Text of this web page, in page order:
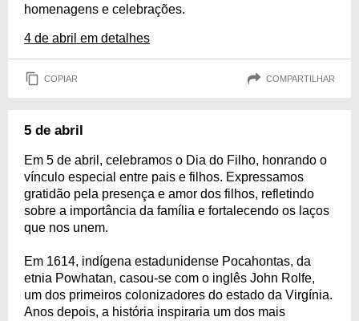
homenagens e celebrações.
4 de abril em detalhes
COPIAR COMPARTILHAR
5 de abril
Em 5 de abril, celebramos o Dia do Filho, honrando o
vínculo especial entre pais e filhos. Expressamos
gratidão pela presença e amor dos filhos, refletindo
sobre a importância da família e fortalecendo os laços
que nos unem.
Em 1614, indígena estadunidense Pocahontas, da
etnia Powhatan, casou-se com o inglês John Rolfe,
um dos primeiros colonizadores do estado da Virgínia.
Anos depois, a história inspiraria um dos mais